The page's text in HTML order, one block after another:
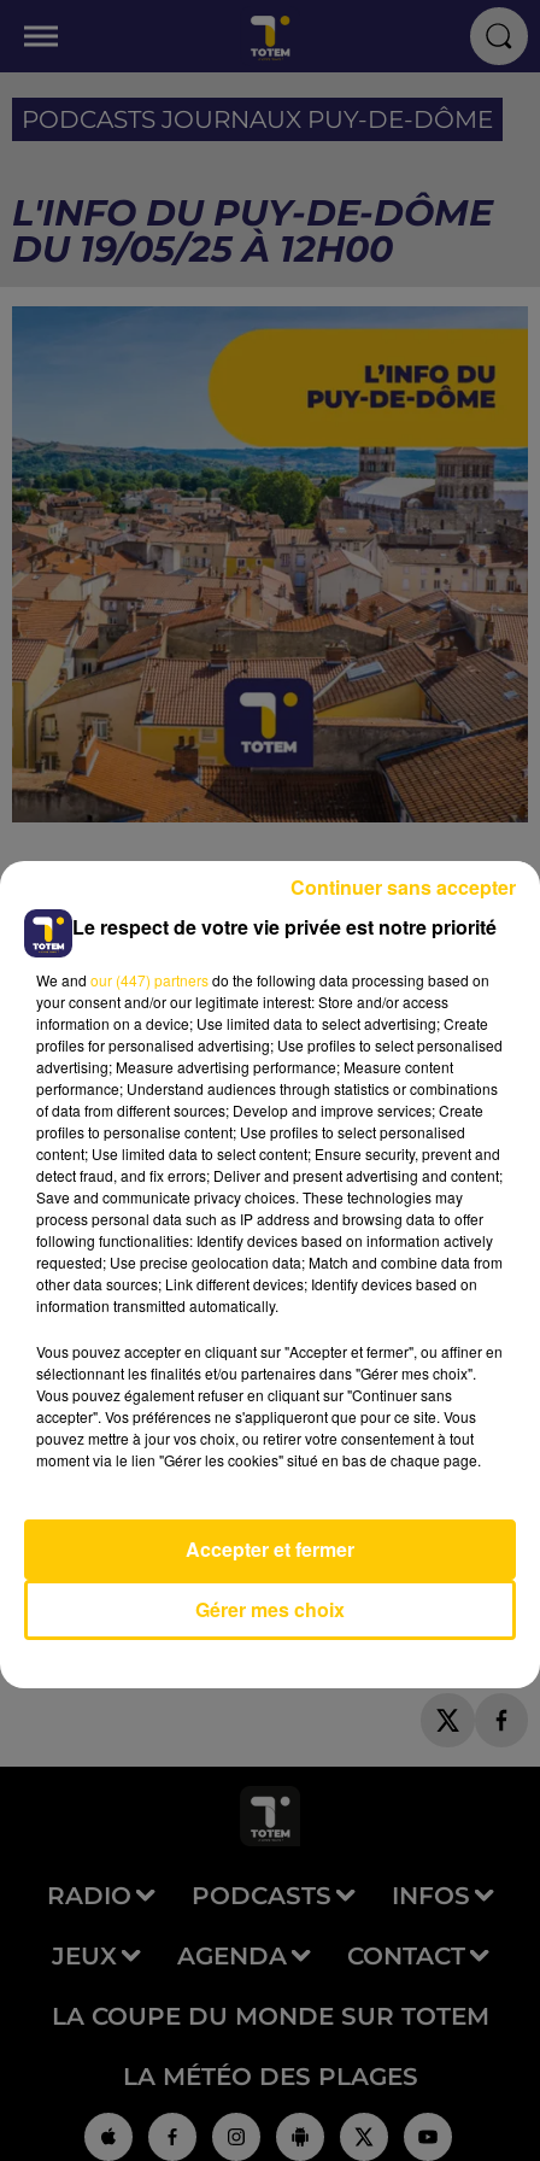
PODCASTS JOURNAUX PUY-DE-DÔME
L'INFO DU PUY-DE-DÔME
DU 19/05/25 À 12H00
19 mai 2025 - 6 min 56 sec
L'INFO DU PUY-DE-DÔME DU 19/05/25
À 12H00
Ecoutez sur Totem l'information dans le Cantal,
le pays de Brioude et Issoire avec les reportages
de nos journalistes sur le terrain.
So Easy
OLIVIA DEAN
RADIO PODCASTS INFOS
JEUX AGENDA CONTACT
LA COUPE DU MONDE SUR TOTEM
LA MÉTÉO DES PLAGES
Le respect de votre vie privée est notre priorité
We and our (447) partnersdo the following data processing based on
your consent and/or our legitimate interest: Store and/or access
information on a device; Use limited data to select advertising; Create
profiles for personalised advertising; Use profiles to select personalised
advertising; Measure advertising performance; Measure content
performance; Understand audiences through statistics or combinations
of data from different sources; Develop and improve services; Create
profiles to personalise content; Use profiles to select personalised
content; Use limited data to select content; Ensure security, prevent and
detect fraud, and fix errors; Deliver and present advertising and content;
Save and communicate privacy choices. These technologies may
process personal data such as IP address and browsing data to offer
following functionalities: Identify devices based on information actively
requested; Use precise geolocation data; Match and combine data from
other data sources; Link different devices; Identify devices based on
information transmitted automatically.
Vous pouvez accepter en cliquant sur "Accepter et fermer", ou affiner en
sélectionnant les finalités et/ou partenaires dans "Gérer mes choix".
Vous pouvez également refuser en cliquant sur "Continuer sans
accepter". Vos préférences ne s'appliqueront que pour ce site. Vous
pouvez mettre à jour vos choix, ou retirer votre consentement à tout
moment via le lien "Gérer les cookies" situé en bas de chaque page.
Gérer mes choix
Accepter et fermer
Continuer sans accepter